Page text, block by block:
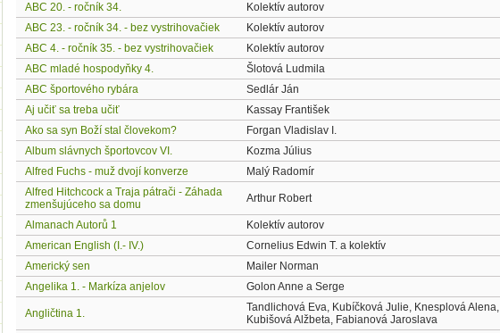
ABC 20. - ročník 34. Kolektív autorov
ABC 23. - ročník 34. - bez vystrihovačiek Kolektív autorov
ABC 4. - ročník 35. - bez vystrihovačiek Kolektív autorov
ABC mladé hospodyňky 4. Šlotová Ludmila
ABC športového rybára Sedlár Ján
Aj učiť sa treba učiť Kassay František
Ako sa syn Boží stal človekom? Forgan Vladislav I.
Album slávnych športovcov VI. Kozma Július
Alfred Fuchs - muž dvojí konverze Malý Radomír
Alfred Hitchcock a Traja pátrači - Záhada
zmenšujúceho sa domu
Arthur Robert
Almanach Autorů 1 Kolektív autorov
American English (I.- IV.) Cornelius Edwin T. a kolektív
Americký sen Mailer Norman
Angelika 1. - Markíza anjelov Golon Anne a Serge
Angličtina 1.
Tandlichová Eva, Kubíčková Julie, Knesplová Alena,
Kubišová Alžbeta, Fabianová Jaroslava